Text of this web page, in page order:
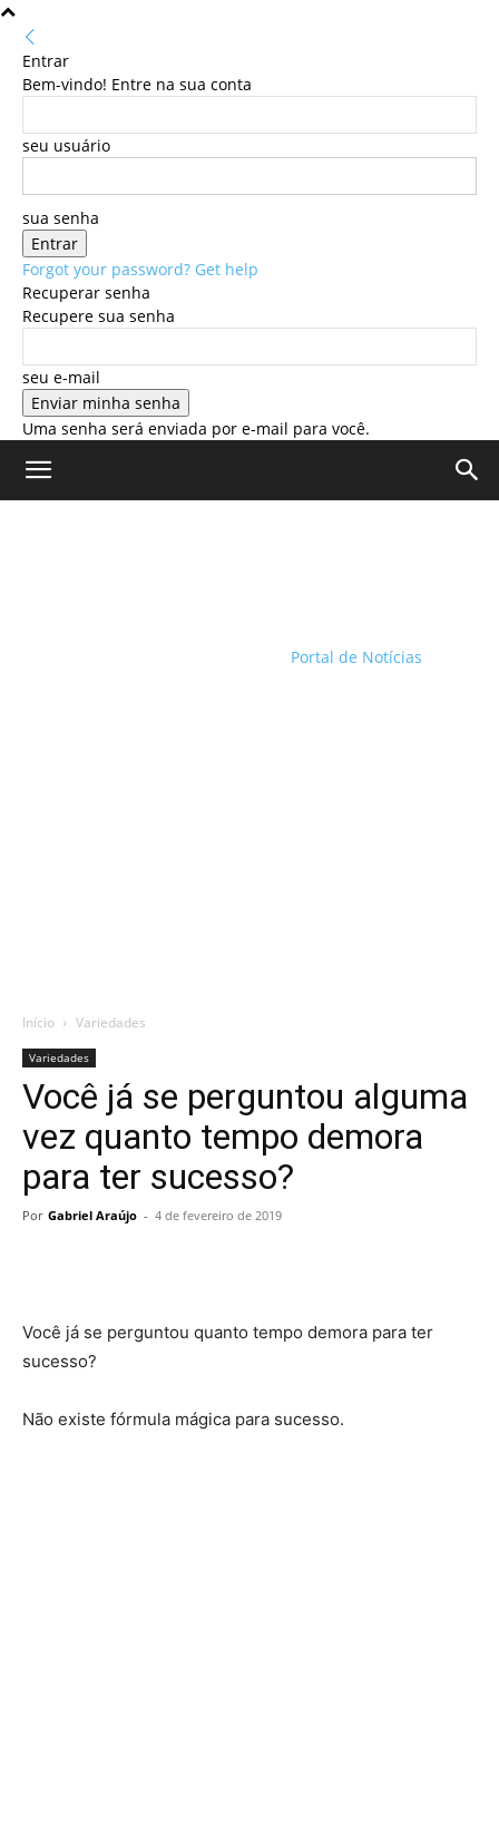
Entrar
Bem-vindo! Entre na sua conta
seu usuário
sua senha
Forgot your password? Get help
Recuperar senha
Recupere sua senha
seu e-mail
Uma senha será enviada por e-mail para você.
Portal de Notícias
Início Variedades
Variedades
Você já se perguntou alguma
vez quanto tempo demora
para ter sucesso?
Por Gabriel Araújo - 4 de fevereiro de 2019
Você já se perguntou quanto tempo demora para ter
sucesso?
Não existe fórmula mágica para sucesso.